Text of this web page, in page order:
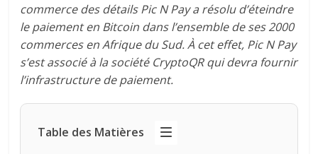
commerce des détails Pic N Pay a résolu d’éteindre
le paiement en Bitcoin dans l’ensemble de ses 2000
commerces en Afrique du Sud. À cet effet, Pic N Pay
s’est associé à la société CryptoQR qui devra fournir
l’infrastructure de paiement.
Table des Matières